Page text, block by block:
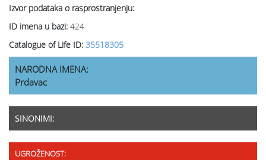
Izvor podataka o rasprostranjenju:
ID imena u bazi: 424
Catalogue of Life ID: 35518305
NARODNA IMENA:
Prdavac
SINONIMI:
UGROŽENOST: